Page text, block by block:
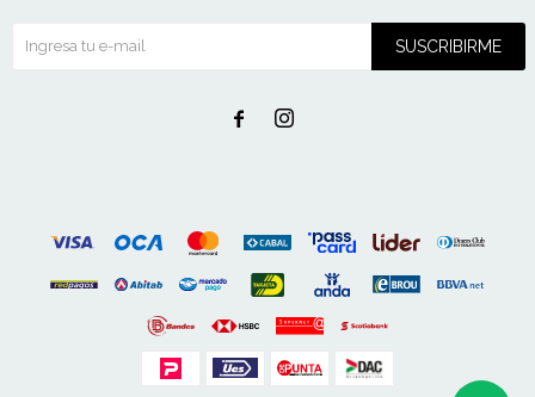
SUSCRIBIRME
 